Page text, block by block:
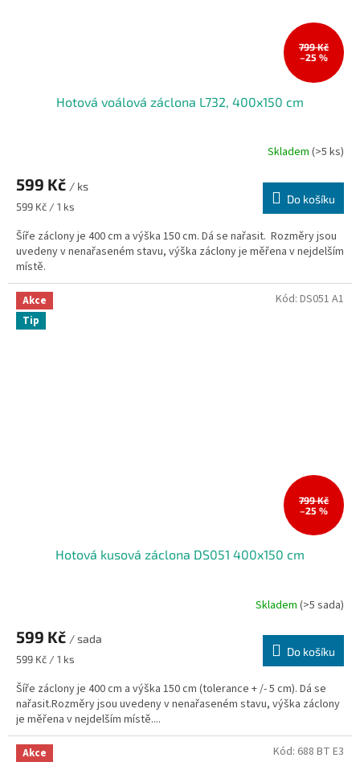
799 Kč
–25 %
Hotová voálová záclona L732, 400x150 cm
Skladem (>5 ks)
599 Kč / ks
Měrná
599 Kč / 1 ks
Do košíku
Šíře záclony je 400 cm a výška 150 cm. Dá se nařasit. Rozměry jsou
uvedeny v nenařaseném stavu, výška záclony je měřena v nejdelším
místě.
Akce
Tip
799 Kč
–25 %
Hotová kusová záclona DS051 400x150 cm
Skladem (>5 sada)
599 Kč / sada
Měrná
599 Kč / 1 ks
Do košíku
Šíře záclony je 400 cm a výška 150 cm (tolerance + /- 5 cm). Dá se
nařasit.Rozměry jsou uvedeny v nenařaseném stavu, výška záclony
je měřena v nejdelším místě....
Kód: DS051 A1
Akce
Kód: 688 BT E3